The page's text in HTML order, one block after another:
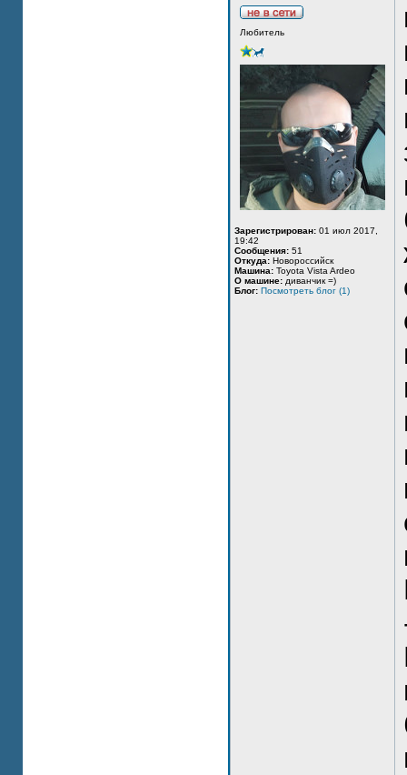
Любитель
Зарегистрирован: 01 июл 2017,
19:42
Сообщения: 51
Откуда: Новороссийск
Машина: Toyota Vista Ardeo
О машине: диванчик =)
Блог: Посмотреть блог (1)